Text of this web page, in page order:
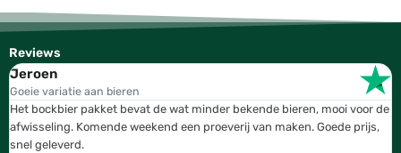
Reviews
Jeroen
Goeie variatie aan bieren
Het bockbier pakket bevat de wat minder bekende bieren, mooi voor de
afwisseling. Komende weekend een proeverij van maken. Goede prijs,
snel geleverd.